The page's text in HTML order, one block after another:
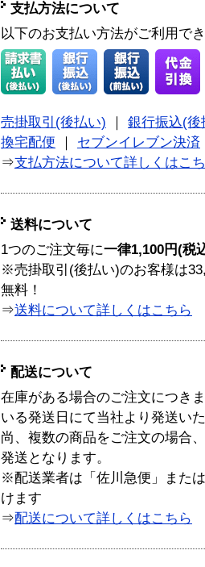
支払方法について
以下のお支払い方法がご利用で
売掛取引(後払い)
銀行振込(後
換宅配便
セブンイレブン決済
⇒支払方法について詳しくはこ
送料について
1つのご注文毎に一律1,100円(税
※売掛取引(後払い)のお客様は
無料！
⇒送料について詳しくはこちら
配送について
在庫がある場合のご注文につき
いる発送日にて当社より発送い
尚、複数の商品をご注文の場合
発送となります。
※配送業者は「佐川急便」また
けます
⇒配送について詳しくはこちら